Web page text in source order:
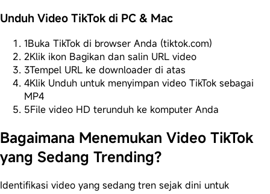
Unduh Video TikTok di PC & Mac
1Buka TikTok di browser Anda (tiktok.com)
2Klik ikon Bagikan dan salin URL video
3Tempel URL ke downloader di atas
4Klik Unduh untuk menyimpan video TikTok sebagai
MP4
5File video HD terunduh ke komputer Anda
Bagaimana Menemukan Video TikTok
yang Sedang Trending?
Identifikasi video yang sedang tren sejak dini untuk